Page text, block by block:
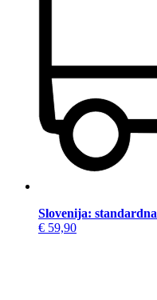
Slovenija:
€ 59,90